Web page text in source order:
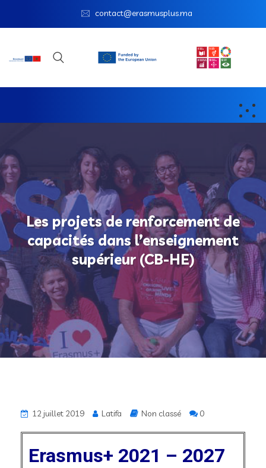
contact@erasmusplus.ma
Les projets de renforcement de
capacités dans l’enseignement
supérieur (CB-HE)
12 juillet 2019 Latifa Non classé 0
Erasmus+ 2021 – 2027